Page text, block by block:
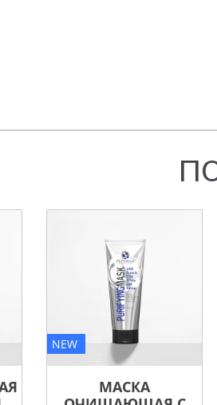
NEW
МАСКА